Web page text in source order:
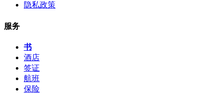
隐私政策
服务
书
酒店
签证
航班
保险